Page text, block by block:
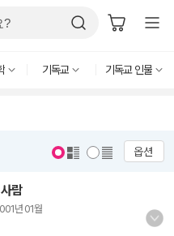
기독교 기독교 인물
옵션
람
년 01월